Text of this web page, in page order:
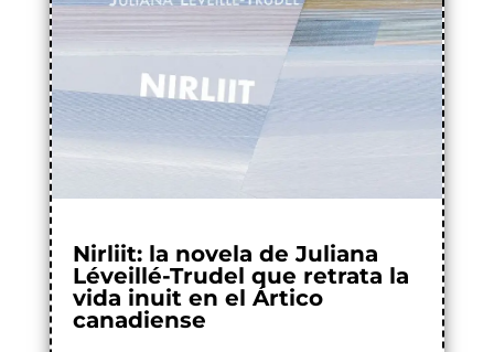
Nirliit: la novela de Juliana
Léveillé-Trudel que retrata la
vida inuit en el Ártico
canadiense